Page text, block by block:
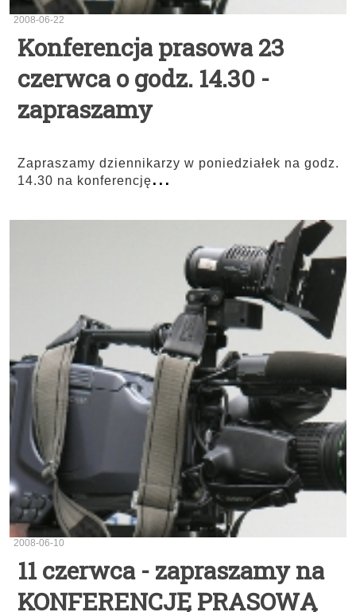
2008-06-22
Konferencja prasowa 23
czerwca o godz. 14.30 -
zapraszamy
Zapraszamy dziennikarzy w poniedziałek na godz.
14.30 na konferencję...
2008-06-10
11 czerwca - zapraszamy na
KONFERENCJĘ PRASOWĄ